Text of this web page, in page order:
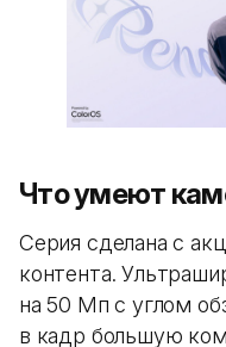
Что умеют
Серия сделана с
контента.
на 50 Мп с углом
в кадр большую